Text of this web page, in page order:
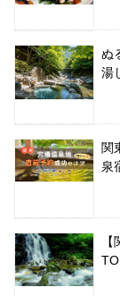
ぬ
湯
関
泉